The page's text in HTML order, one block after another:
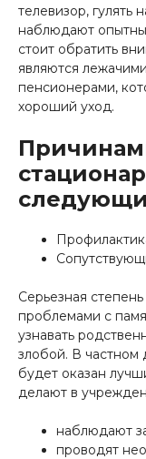
телевизор, гулять
наблюдают
стоит обратить
являются
пенсионерами,
хороший уход.
Серьезная
проблемами с
узнавать
злобой. В частном
будет оказан
делают в
наблюдают
проводят